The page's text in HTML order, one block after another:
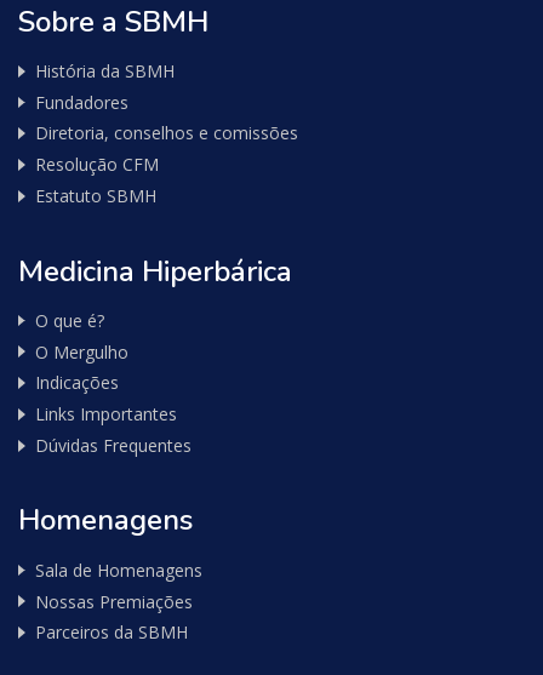
Sobre a SBMH
História da SBMH
Fundadores
Diretoria, conselhos e comissões
Resolução CFM
Estatuto SBMH
Medicina Hiperbárica
O que é?
O Mergulho
Indicações
Links Importantes
Dúvidas Frequentes
Homenagens
Sala de Homenagens
Nossas Premiações
Parceiros da SBMH